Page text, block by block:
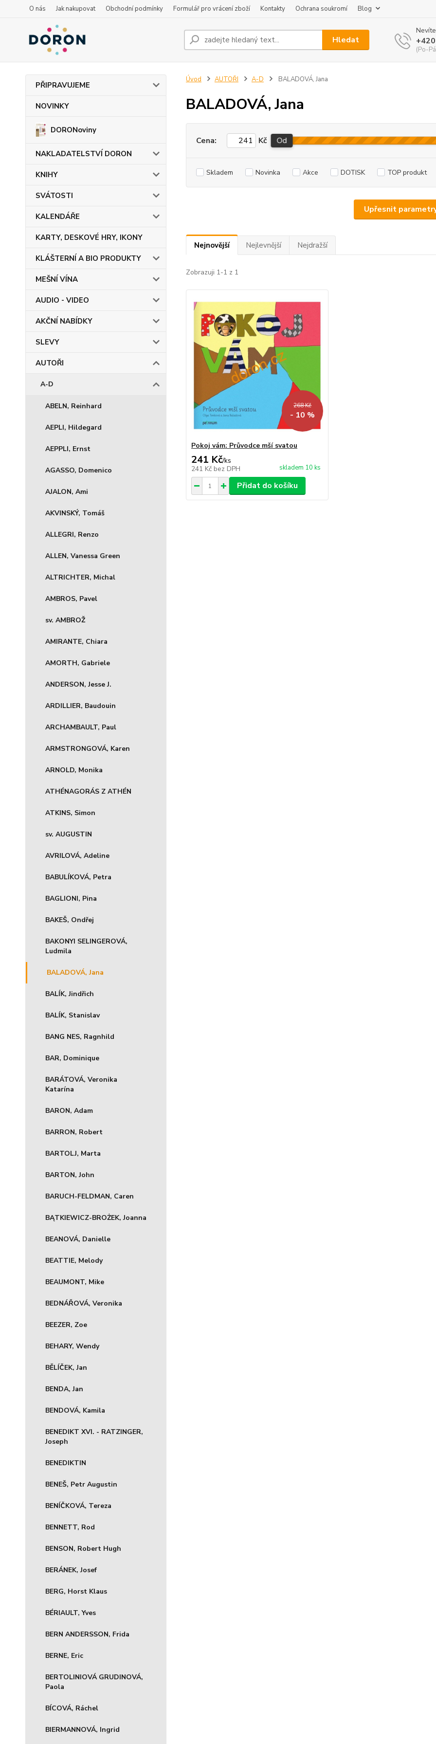
O nás Jak nakupovat Obchodní podmínky Formulář pro vrácení zboží Kontakty Ochrana soukromí Blog
Hledat
(Po-
PŘIPRAVUJEME
NOVINKY
DORONoviny
NAKLADATELSTVÍ DORON
KNIHY
SVÁTOSTI
KALENDÁŘE
KARTY, DESKOVÉ HRY, IKONY
KLÁŠTERNÍ A BIO PRODUKTY
MEŠNÍ VÍNA
AUDIO - VIDEO
AKČNÍ NABÍDKY
SLEVY
AUTOŘI
A-D
ABELN, Reinhard
AEPLI, Hildegard
AEPPLI, Ernst
AGASSO, Domenico
AJALON, Ami
AKVINSKÝ, Tomáš
ALLEGRI, Renzo
ALLEN, Vanessa Green
ALTRICHTER, Michal
AMBROS, Pavel
sv. AMBROŽ
AMIRANTE, Chiara
AMORTH, Gabriele
ANDERSON, Jesse J.
ARDILLIER, Baudouin
ARCHAMBAULT, Paul
ARMSTRONGOVÁ, Karen
ARNOLD, Monika
ATHÉNAGORÁS Z ATHÉN
ATKINS, Simon
sv. AUGUSTIN
AVRILOVÁ, Adeline
BABULÍKOVÁ, Petra
BAGLIONI, Pina
BAKEŠ, Ondřej
BAKONYI SELINGEROVÁ,
Ludmila
BALADOVÁ, Jana
BALÍK, Jindřich
BALÍK, Stanislav
BANG NES, Ragnhild
BAR, Dominique
BARÁTOVÁ, Veronika
Katarína
BARON, Adam
BARRON, Robert
BARTOLJ, Marta
BARTON, John
BARUCH-FELDMAN, Caren
BĄTKIEWICZ-BROŻEK, Joanna
BEANOVÁ, Danielle
BEATTIE, Melody
BEAUMONT, Mike
BEDNÁŘOVÁ, Veronika
BEEZER, Zoe
BEHARY, Wendy
BĚLÍČEK, Jan
BENDA, Jan
BENDOVÁ, Kamila
BENEDIKT XVI. - RATZINGER,
Joseph
BENEDIKTIN
BENEŠ, Petr Augustin
BENÍČKOVÁ, Tereza
BENNETT, Rod
BENSON, Robert Hugh
BERÁNEK, Josef
BERG, Horst Klaus
BÉRIAULT, Yves
BERN ANDERSSON, Frida
BERNE, Eric
BERTOLINIOVÁ GRUDINOVÁ,
Paola
BÍCOVÁ, Ráchel
BIERMANNOVÁ, Ingrid
Úvod AUTOŘI A-D BALADOVÁ, Jana
BALADOVÁ, Jana
Upřesnit
Cena: Kč Od
Skladem Novinka Akce DOTISK TOP produkt
Nejnovější Nejlevnější Nejdražší
Zobrazuji 1-1 z 1
268 Kč
- 10 %
Pokoj vám: Průvodce mší svatou
241 Kč/ks
241 Kč bez DPH skladem 10 ks
Přidat do košíku